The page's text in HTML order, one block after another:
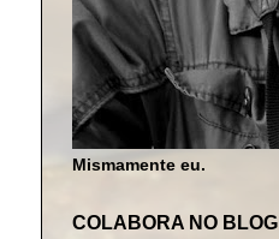
Mismamente eu.
COLABORA NO BLOG